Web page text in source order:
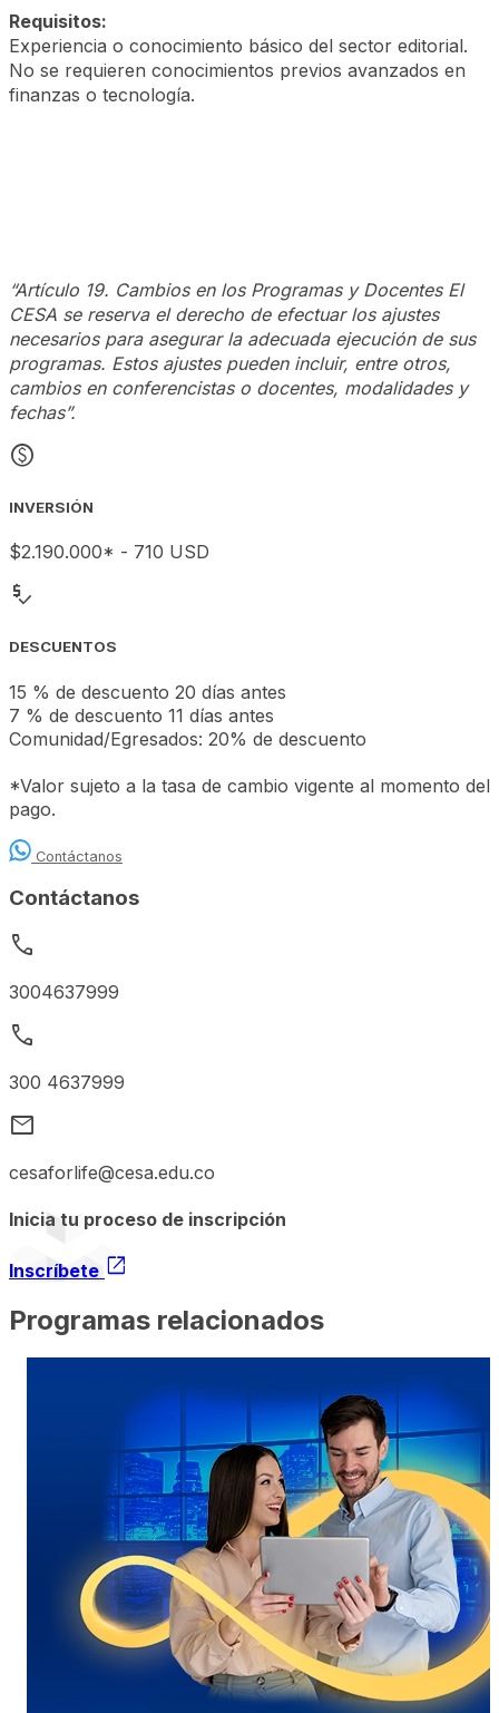
Requisitos:
Experiencia o conocimiento básico del sector editorial.
No se requieren conocimientos previos avanzados en
finanzas o tecnología.
“Artículo 19. Cambios en los Programas y Docentes El
CESA se reserva el derecho de efectuar los ajustes
necesarios para asegurar la adecuada ejecución de sus
programas. Estos ajustes pueden incluir, entre otros,
cambios en conferencistas o docentes, modalidades y
fechas”.
monetization_on
INVERSIÓN
$2.190.000* - 710 USD
price_check
DESCUENTOS
15 % de descuento 20 días antes
7 % de descuento 11 días antes
Comunidad/Egresados: 20% de descuento
*Valor sujeto a la tasa de cambio vigente al momento del
pago.
Contáctanos
Contáctanos
call
3004637999
call
300 4637999
mail
cesaforlife@cesa.edu.co
Inicia tu proceso de inscripción
Inscríbete open_in_new
Programas relacionados